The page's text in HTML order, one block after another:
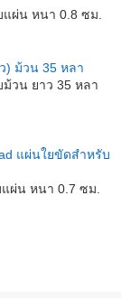
แผ่น หนา 0.8 ซม.
วน ยาว 35 หลา
ผ่น หนา 0.7 ซม.